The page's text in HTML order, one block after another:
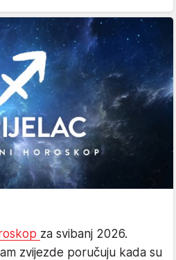
za svibanj 2026.
zvijezde poručuju kada su